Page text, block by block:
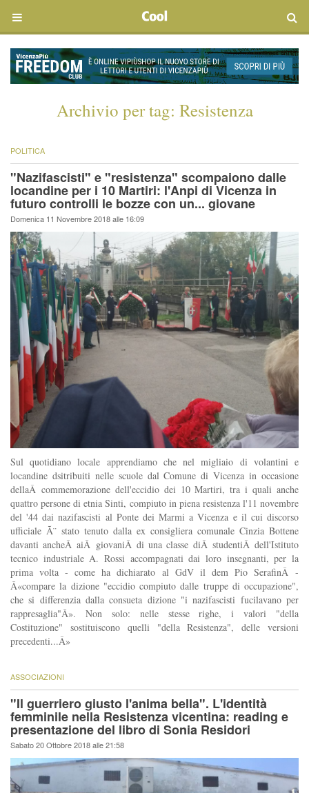
Archivio per tag: Resistenza
POLITICA
"Nazifascisti" e "resistenza" scompaiono dalle
locandine per i 10 Martiri: l'Anpi di Vicenza in
futuro controlli le bozze con un... giovane
Domenica 11 Novembre 2018 alle 16:09
Sul quotidiano locale apprendiamo che nel migliaio di volantini e
locandine dsitribuiti nelle scuole dal Comune di Vicenza in occasione
dellaÂ commemorazione dell'eccidio dei 10 Martiri, tra i quali anche
quattro persone di etnia Sinti, compiuto in piena resistenza l'11 novembre
del '44 dai nazifascisti al Ponte dei Marmi a Vicenza e il cui discorso
ufficiale Ã¨ stato tenuto dalla ex consigliera comunale Cinzia Bottene
davanti ancheÂ aiÂ giovaniÂ di una classe diÂ studentiÂ dell'Istituto
tecnico industriale A. Rossi accompagnati dai loro insegnanti, per la
prima volta - come ha dichiarato al GdV il dem Pio SerafinÂ -
Â«compare la dizione "eccidio compiuto dalle truppe di occupazione",
che si differenzia dalla consueta dizione "i nazifascisti fucilavano per
rappresaglia"Â». Non solo: nelle stesse righe, i valori "della
Costituzione" sostituiscono quelli "della Resistenza", delle versioni
precedenti...Â»
ASSOCIAZIONI
"Il guerriero giusto l'anima bella". L'identità
femminile nella Resistenza vicentina: reading e
presentazione del libro di Sonia Residori
Sabato 20 Ottobre 2018 alle 21:58